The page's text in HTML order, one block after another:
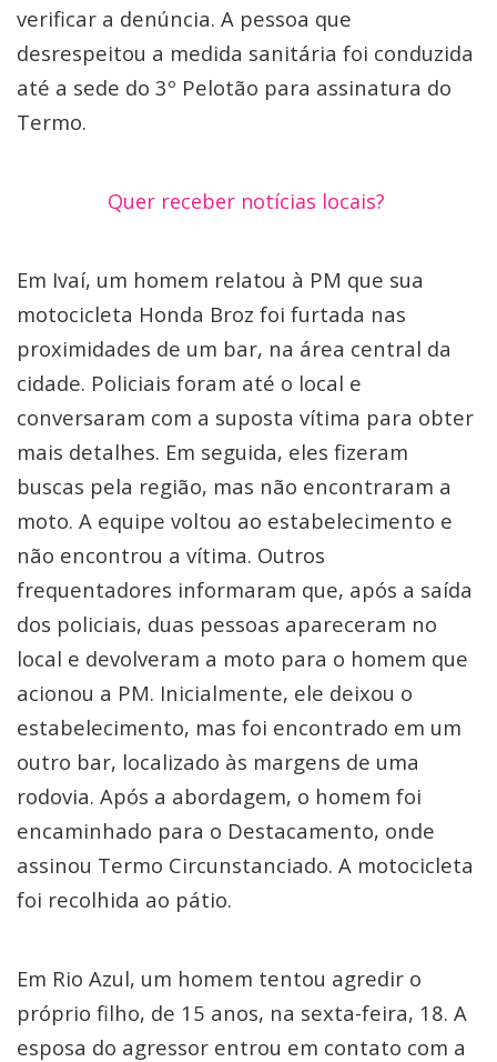
verificar a denúncia. A pessoa que
desrespeitou a medida sanitária foi conduzida
até a sede do 3º Pelotão para assinatura do
Termo.
Quer receber notícias locais?
Em Ivaí, um homem relatou à PM que sua
motocicleta Honda Broz foi furtada nas
proximidades de um bar, na área central da
cidade. Policiais foram até o local e
conversaram com a suposta vítima para obter
mais detalhes. Em seguida, eles fizeram
buscas pela região, mas não encontraram a
moto. A equipe voltou ao estabelecimento e
não encontrou a vítima. Outros
frequentadores informaram que, após a saída
dos policiais, duas pessoas apareceram no
local e devolveram a moto para o homem que
acionou a PM. Inicialmente, ele deixou o
estabelecimento, mas foi encontrado em um
outro bar, localizado às margens de uma
rodovia. Após a abordagem, o homem foi
encaminhado para o Destacamento, onde
assinou Termo Circunstanciado. A motocicleta
foi recolhida ao pátio.
Em Rio Azul, um homem tentou agredir o
próprio filho, de 15 anos, na sexta-feira, 18. A
esposa do agressor entrou em contato com a